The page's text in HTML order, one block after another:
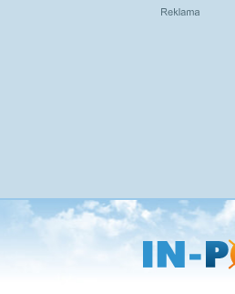
Přejít
na
hlavní
obsah